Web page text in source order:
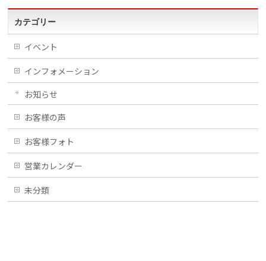
カテゴリー
イベント
インフォメーション
お知らせ
お客様の声
お客様フォト
営業カレンダー
未分類